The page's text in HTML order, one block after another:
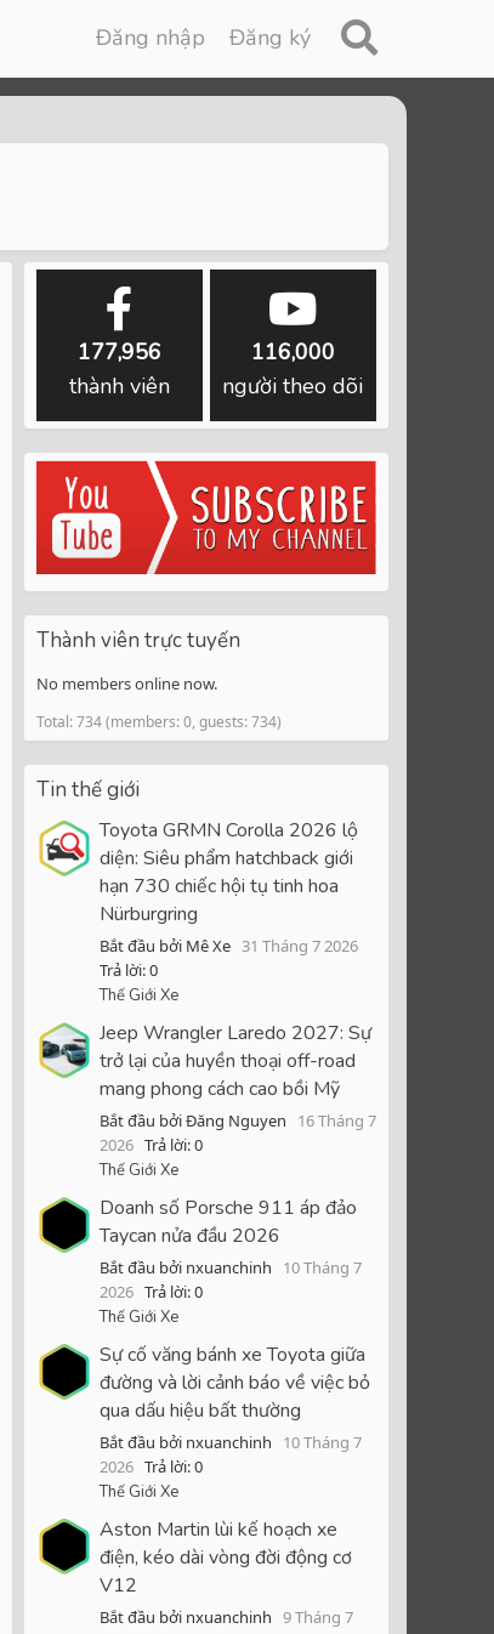
Đăng nhập Đăng ký
177,956
thành viên
116,000
người theo dõi
Thành viên trực tuyến
No members online now.
Total: 734 (members: 0, guests: 734)
Tin thế giới
Toyota GRMN Corolla 2026 lộ
diện: Siêu phẩm hatchback giới
hạn 730 chiếc hội tụ tinh hoa
Nürburgring
Bắt đầu bởi Mê Xe 31 Tháng 7 2026
Trả lời: 0
Thế Giới Xe
Jeep Wrangler Laredo 2027: Sự
trở lại của huyền thoại off-road
mang phong cách cao bồi Mỹ
Bắt đầu bởi Đăng Nguyen
16 Tháng 7
2026 Trả lời: 0
Thế Giới Xe
Doanh số Porsche 911 áp đảo
Taycan nửa đầu 2026
Bắt đầu bởi nxuanchinh
10 Tháng 7
2026 Trả lời: 0
Thế Giới Xe
Sự cố văng bánh xe Toyota giữa
đường và lời cảnh báo về việc bỏ
qua dấu hiệu bất thường
Bắt đầu bởi nxuanchinh
10 Tháng 7
2026 Trả lời: 0
Thế Giới Xe
Aston Martin lùi kế hoạch xe
điện, kéo dài vòng đời động cơ
V12
Bắt đầu bởi nxuanchinh 9 Tháng 7